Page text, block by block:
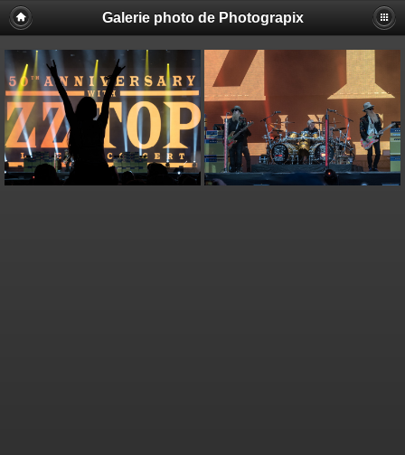
Galerie photo de Photograpix